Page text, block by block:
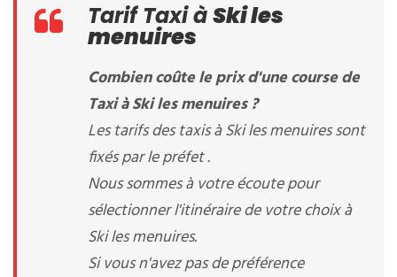
Tarif Taxi àSki les
menuires
Combien coûte le prix d'une course de
Taxi à Ski les menuires ?
Les tarifs des taxis à Ski les menuires sont
fixés par le préfet .
Nous sommes à votre écoute pour
sélectionner l'itinéraire de votre choix à
Ski les menuires.
Si vous n'avez pas de préférence